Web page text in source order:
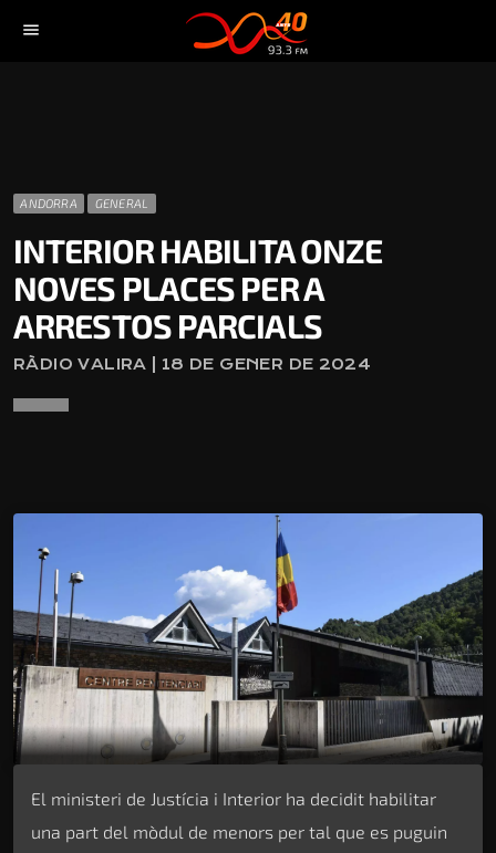
menu
ANDORRA GENERAL
INTERIOR HABILITA ONZE
NOVES PLACES PER A
ARRESTOS PARCIALS
RÀDIO VALIRA | 18 DE GENER DE 2024
El ministeri de Justícia i Interior ha decidit habilitar
una part del mòdul de menors per tal que es puguin